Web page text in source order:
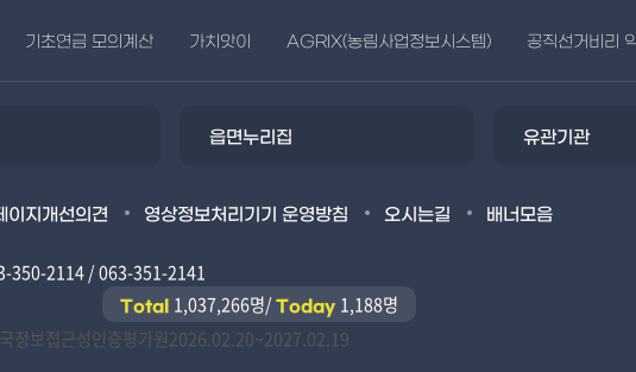
기초연금 모의계산 가치앗이 AGRIX(농림사업정보시스템) 공직선거비리
읍면누리집 유관기관
이지개선의견 영상정보처리기기 운영방침 오시는길 배너모음
350-2114 / 063-351-2141
Total 1,037,266명/Today 1,188명